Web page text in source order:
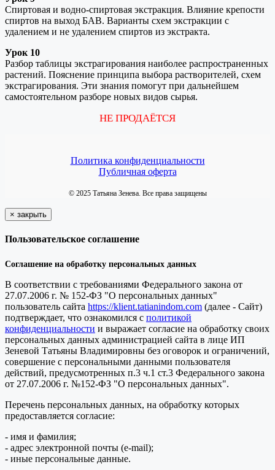
Спиртовая и водно-спиртовая экстракция. Влияние крепости
спиртов на выход БАВ. Варианты схем экстракции с
удалением и не удалением спиртов из экстракта.
Урок 10
Разбор таблицы экстрагирования наиболее распространенных
растений. Пояснение принципа выбора растворителей, схем
экстрагирования. Эти знания помогут при дальнейшем
самостоятельном разборе новых видов сырья.
НЕ ПРОДАЁТСЯ
Политика конфиденциальности
Публичная оферта
© 2025 Татьяна Зенева. Все права защищены
× закрыть
Пользовательское соглашение
Соглашение на обработку персональных данных
В соответствии с требованиями Федерального закона от
27.07.2006 г. № 152-ФЗ "О персональных данных"
пользователь сайта https://klient.tatianindom.com (далее - Сайт)
подтверждает, что ознакомился с политикой
конфиденциальности и выражает согласие на обработку своих
персональных данных администрацией сайта в лице ИП
Зеневой Татьяны Владимировны без оговорок и ограничений,
совершение с персональными данными пользователя
действий, предусмотренных п.3 ч.1 ст.3 Федерального закона
от 27.07.2006 г. №152-ФЗ "О персональных данных".
Перечень персональных данных, на обработку которых
предоставляется согласие:
- имя и фамилия;
- адрес электронной почты (e-mail);
- иные персональные данные.